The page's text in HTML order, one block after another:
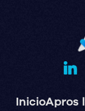
InicioApros